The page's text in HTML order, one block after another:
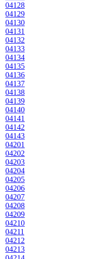
04128
04129
04130
04131
04132
04133
04134
04135
04136
04137
04138
04139
04140
04141
04142
04143
04201
04202
04203
04204
04205
04206
04207
04208
04209
04210
04211
04212
04213